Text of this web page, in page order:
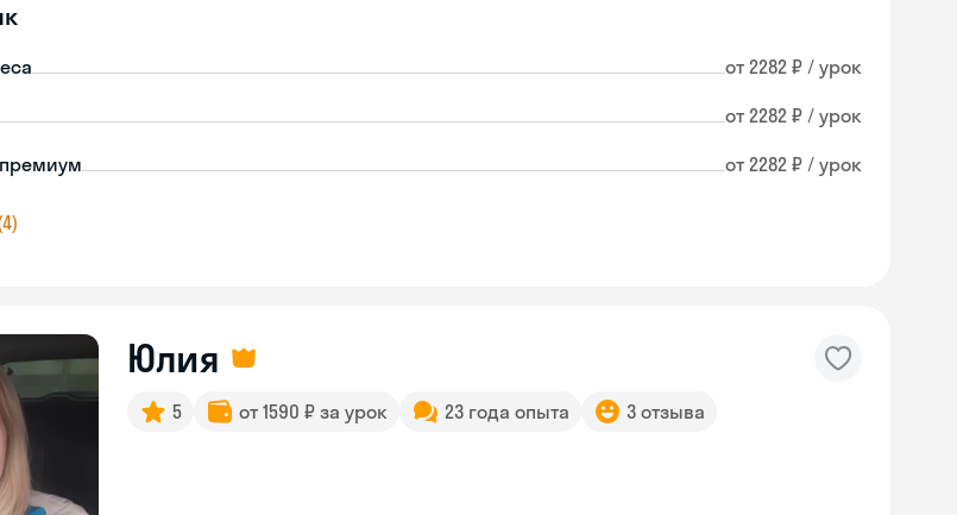
от 2282 ₽ / урок
от 2282 ₽ / урок
от 2282 ₽ / урок
Юлия
5 от 1590 ₽ за урок 23 года опыта 3 отзыва